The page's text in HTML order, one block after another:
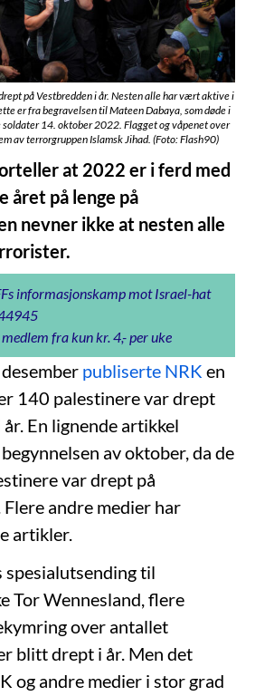
på Vestbredden i år. Nesten alle har vært aktive i
er fra begravelsen til Mateen Dabaya, som døde i
14. oktober 2022. Flagget og våpenet over
av terrorgruppen Islamsk Jihad. (Foto: Flash90)
at 2022 er i ferd med
året på lenge på
nevner ikke at nesten alle
informasjonskamp mot Israel-hat
fra kun kr. 4,- per uke
publiserte NRK en
140 palestinere var drept
En lignende artikkel
av oktober, da de
var drept på
andre medier har
artikler.
spesialutsending til
Tor Wennesland, flere
over antallet
blitt drept i år. Men det
og andre medier i stor grad